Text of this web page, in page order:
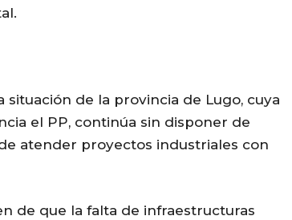
de la provincia de Lugo, cuya
el PP, continúa sin disponer de
atender proyectos industriales con
de que la falta de infraestructuras